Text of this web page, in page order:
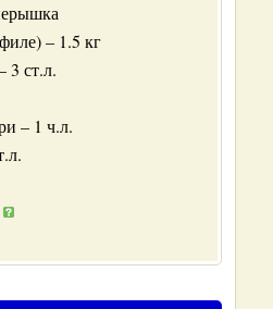
– 1.5 кг
3 ст.л.
– 1 ч.л.